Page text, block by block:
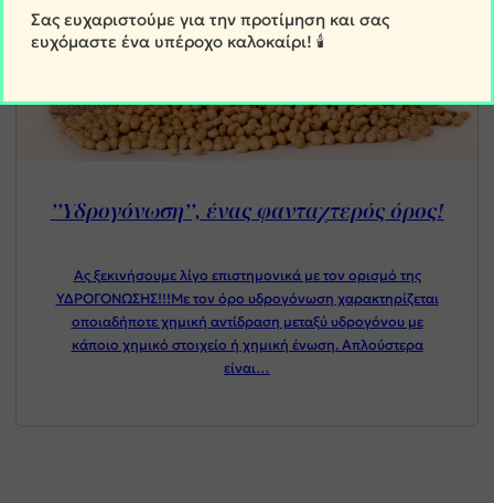
’’Υδρογόνωση’’, ένας φανταχτερός όρος!
Ας ξεκινήσουμε λίγο επιστημονικά με τον ορισμό της
ΥΔΡΟΓΟΝΩΣΗΣ!!!Με τον όρο υδρογόνωση χαρακτηρίζεται
οποιαδήποτε χημική αντίδραση μεταξύ υδρογόνου με
κάποιο χημικό στοιχείο ή χημική ένωση. Απλούστερα
είναι…
Σας ευχαριστούμε για την προτίμηση και σας
ευχόμαστε ένα υπέροχο καλοκαίρι! 🕯️